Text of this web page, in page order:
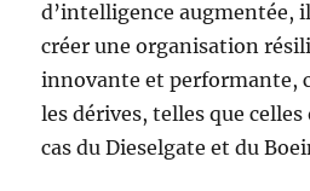
d’intelligence augmentée,
créer une organisation
innovante et performante,
les dérives, telles que celles
cas du Dieselgate et du